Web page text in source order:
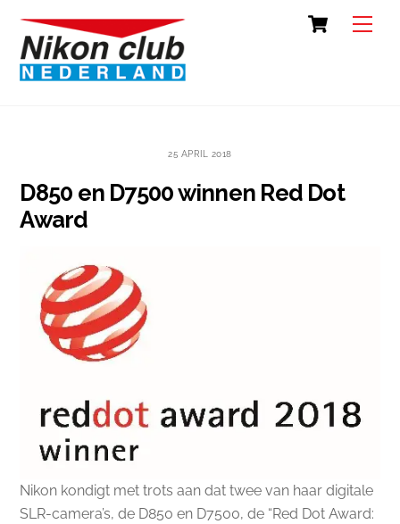
content
Cart
25 APRIL 2018
D850 en D7500 winnen Red Dot
Award
Nikon kondigt met trots aan dat twee van haar digitale
SLR-camera’s, de D850 en D7500, de “Red Dot Award: